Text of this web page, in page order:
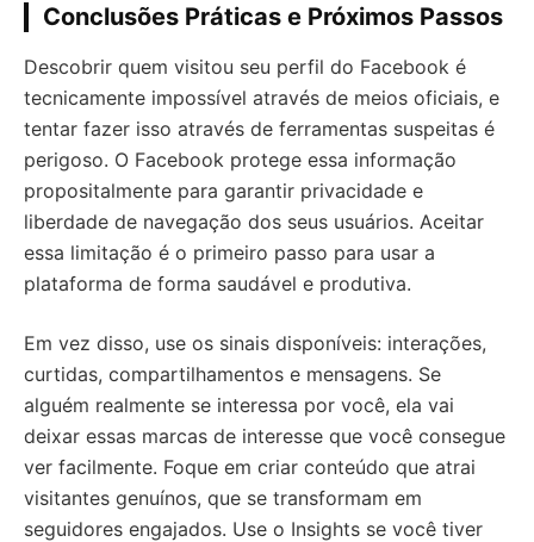
Conclusões Práticas e Próximos Passos
Descobrir quem visitou seu perfil do Facebook é
tecnicamente impossível através de meios oficiais, e
tentar fazer isso através de ferramentas suspeitas é
perigoso. O Facebook protege essa informação
propositalmente para garantir privacidade e
liberdade de navegação dos seus usuários. Aceitar
essa limitação é o primeiro passo para usar a
plataforma de forma saudável e produtiva.
Em vez disso, use os sinais disponíveis: interações,
curtidas, compartilhamentos e mensagens. Se
alguém realmente se interessa por você, ela vai
deixar essas marcas de interesse que você consegue
ver facilmente. Foque em criar conteúdo que atrai
visitantes genuínos, que se transformam em
seguidores engajados. Use o Insights se você tiver